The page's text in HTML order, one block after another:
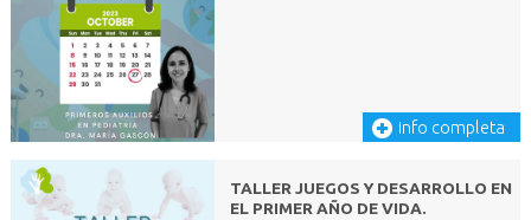
info completa
TALLER JUEGOS Y DESARROLLO EN
EL PRIMER AÑO DE VIDA.